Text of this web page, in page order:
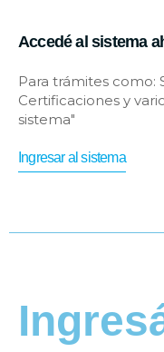
Accedé al sistema
Para trámites como:
Certificaciones y
sistema"
Ingresar al sistema